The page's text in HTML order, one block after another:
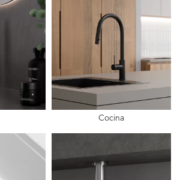
Cocina